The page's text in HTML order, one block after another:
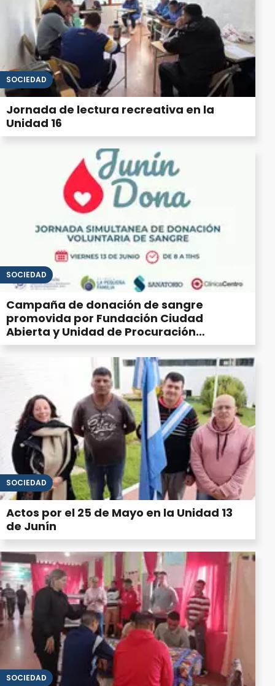
SOCIEDAD
Jornada de lectura recreativa en la
Unidad 16
SOCIEDAD
Campaña de donación de sangre
promovida por Fundación Ciudad
Abierta y Unidad de Procuración
Regional Junín
SOCIEDAD
Actos por el 25 de Mayo en la Unidad 13
de Junín
SOCIEDAD